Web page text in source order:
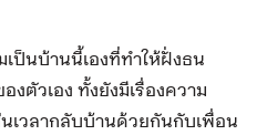
ป็นบ้านนี้เองที่ทำให้ฝั่งธน
งตัวเอง ทั้งยังมีเรื่องความ
เวลากลับบ้านด้วยกันกับเพื่อน